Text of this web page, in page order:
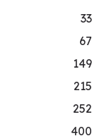
33
67
149
215
252
400